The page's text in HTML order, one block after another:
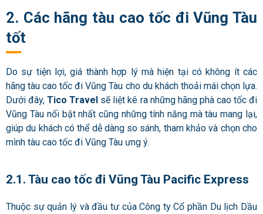
2. Các hãng tàu cao tốc đi Vũng Tàu
tốt
Do sự tiện lợi, giá thành hợp lý mà hiện tại có không ít các
hãngtàu cao tốc đi Vũng Tàu cho du khách thoải mái chọn lựa.
Dưới đây,Tico Travel sẽ liệt kê ra những hãng phà cao tốc đi
Vũng Tàunổi bật nhất cũng những tính năng mà tàu mang lại,
giúp du khách có thể dễ dàng so sánh, tham khảo và chọn cho
mình tàu cao tốc đi Vũng Tàu ưng ý.
2.1. Tàu cao tốc đi Vũng Tàu Pacific Express
Thuộc sự quản lý và đầu tư của Công ty Cổ phần Du lịch Dầu